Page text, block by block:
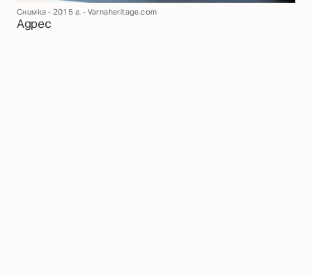
Снимка - 2015 г. - Varnaheritage.com
Адрес